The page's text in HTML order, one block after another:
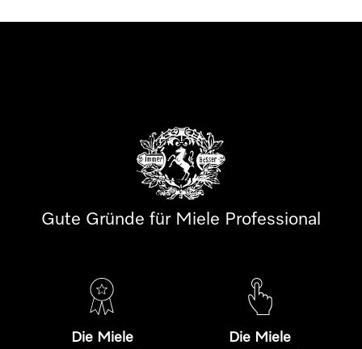
Gute Gründe für Miele Professional
Die Miele
Die Miele